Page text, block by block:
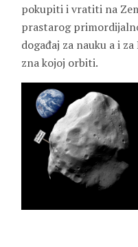
pokupiti i vratiti na
prastarog
događaj za nauku a i
zna kojoj orbiti.